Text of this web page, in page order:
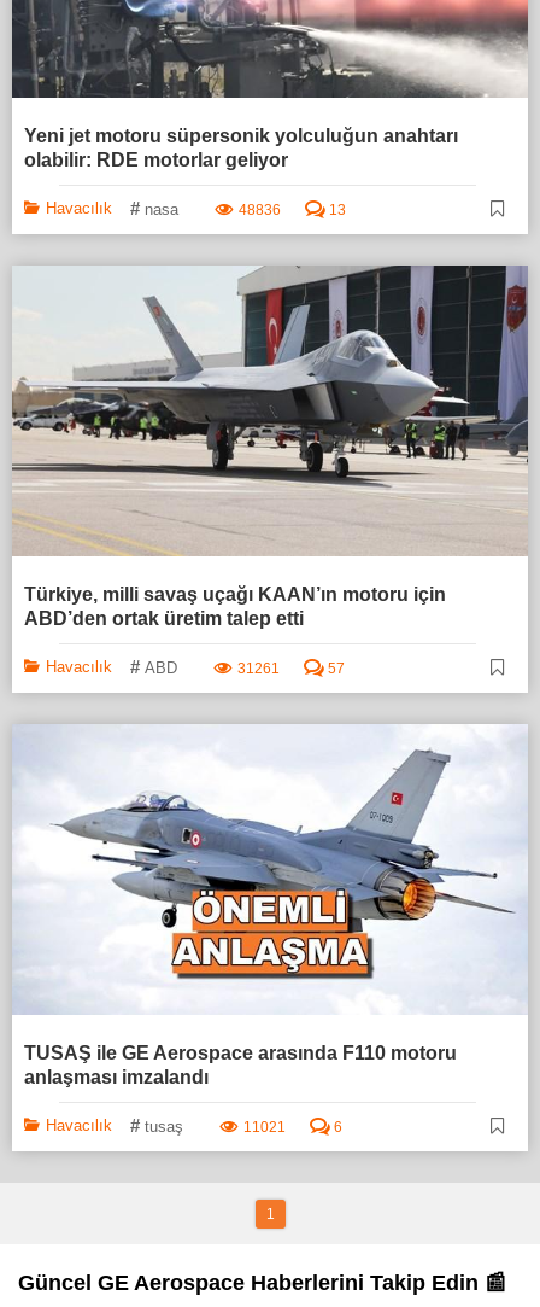
Yeni jet motoru süpersonik yolculuğun anahtarı
olabilir: RDE motorlar geliyor
Havacılık # nasa 48836 13
Türkiye, milli savaş uçağı KAAN’ın motoru için
ABD’den ortak üretim talep etti
Havacılık # ABD 31261 57
TUSAŞ ile GE Aerospace arasında F110 motoru
anlaşması imzalandı
Havacılık # tusaş 11021 6
1
Güncel GE Aerospace Haberlerini Takip Edin 📰